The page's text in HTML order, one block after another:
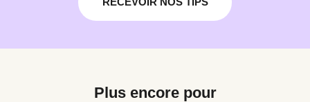
Plus encore pour